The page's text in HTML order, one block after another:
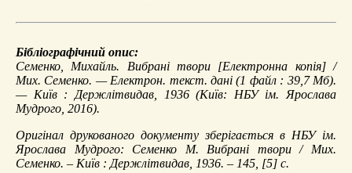
Бібліографічний опис:
Семенко, Михайль. Вибрані твори [Електронна копія] /
Мих. Семенко. — Електрон. текст. дані (1 файл : 39,7 Мб).
— Київ : Держлітвидав, 1936 (Київ: НБУ ім. Ярослава
Мудрого, 2016).
Оригінал друкованого документу зберігається в НБУ ім.
Ярослава Мудрого: Семенко М. Вибрані твори / Мих.
Семенко. – Київ : Держлітвидав, 1936. – 145, [5] с.